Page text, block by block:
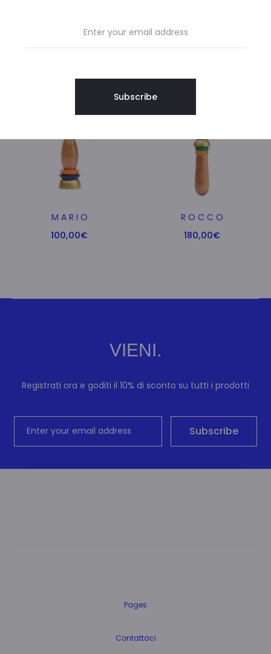
M A R I O
100,00€
R O C C O
180,00€
VIENI.
Registrati ora e goditi il 10% di sconto su tutti i prodotti
Pages
Contattaci